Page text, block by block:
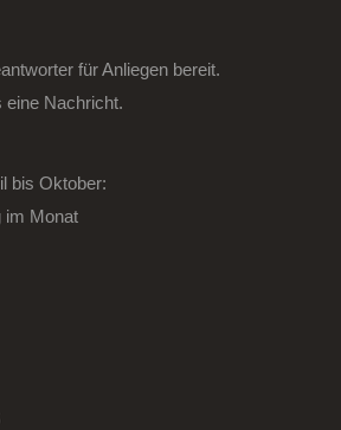
für Anliegen bereit.
eine Nachricht.
bis Oktober:
im Monat